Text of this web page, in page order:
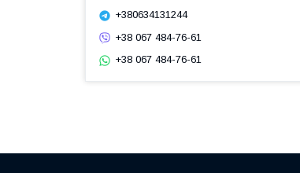
+380634131244
+38 067 484-76-61
+38 067 484-76-61